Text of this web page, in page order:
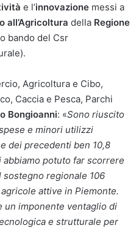
e l’innovazione messi a
all’Agricoltura della Regione
bando del Csr
Agricoltura e Cibo,
Caccia e Pesca, Parchi
Bongioanni: «Sono riuscito
e minori utilizzi
dei precedenti ben 10,8
potuto far scorrere
regionale 106
attive in Piemonte.
un imponente ventaglio di
e strutturale per